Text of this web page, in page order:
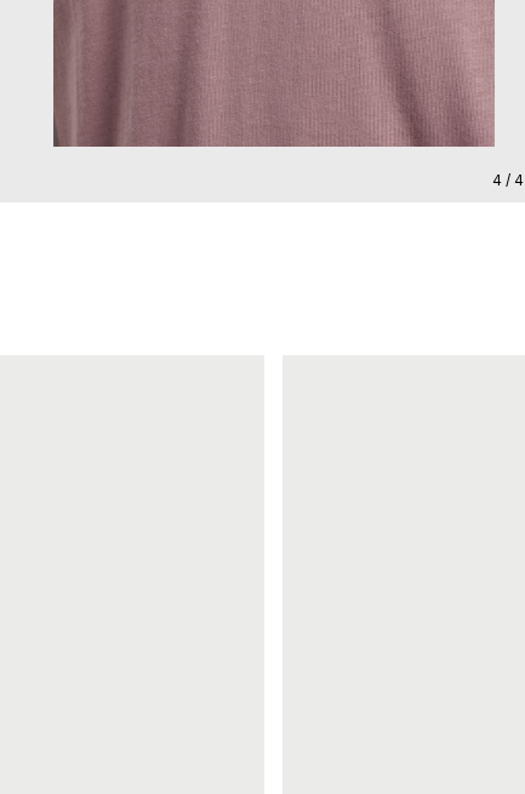
4 / 4